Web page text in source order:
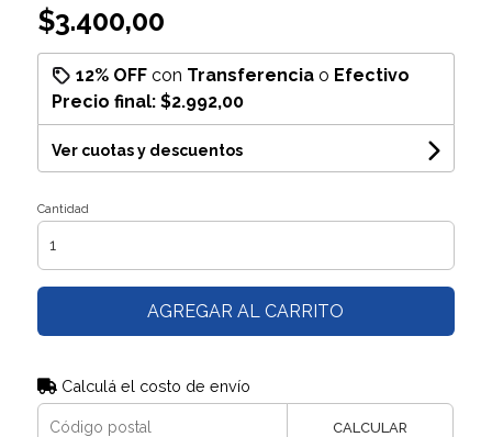
$3.400,00
12% OFFcon Transferenciao Efectivo
Precio final: $2.992,00
Ver cuotas y descuentos
Cantidad
AGREGAR AL CARRITO
Calculá el costo de envío
CALCULAR